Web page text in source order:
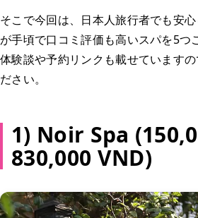
そこで今回は、日本人旅行者でも安
が手頃で口コミ評価も高いスパを5つ
体験談や予約リンクも載せています
ださい。
1) Noir Spa
830,000 VND)